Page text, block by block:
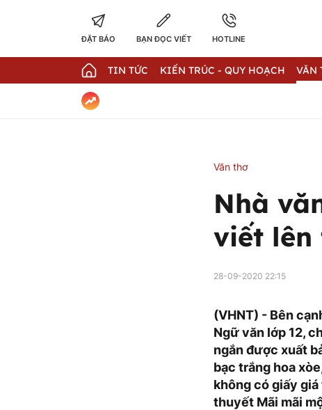
ĐẶT BÁO BẠN ĐỌC VIẾT HOTLINE
TIN TỨC KIẾN TRÚC - QUY HOẠCH VĂN
Văn thơ
Nhà
viết lên
28-09-2020 22:15
(VHNT) - Bên
Ngữ văn lớp 12,
ngắn được xuất
bạc trắng hoa
không có giấy
thuyết Mãi mãi